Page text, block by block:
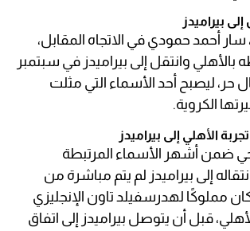
بيراميدز
أحمد حمودي في الاتجاه المقابل،
بالأهلي وانتقل إلى بيراميدز في سبتمبر
حر، ليصبح أحد الأسماء التي مثلت
الكروية.
الأهلي إلى بيراميدز
ضمن أشهر الأسماء المرتبطة
إلى بيراميدز لم يتم مباشرة من
مملوكًا لهدرسفيلد تاون الإنجليزي
قبل أن يتوصل بيراميدز إلى اتفاق